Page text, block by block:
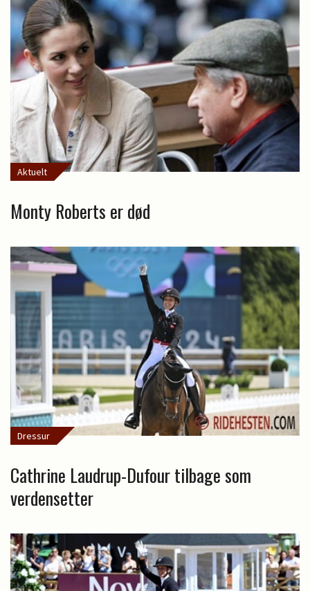
Aktuelt
Monty Roberts er død
Dressur
Cathrine Laudrup-Dufour tilbage som
verdensetter